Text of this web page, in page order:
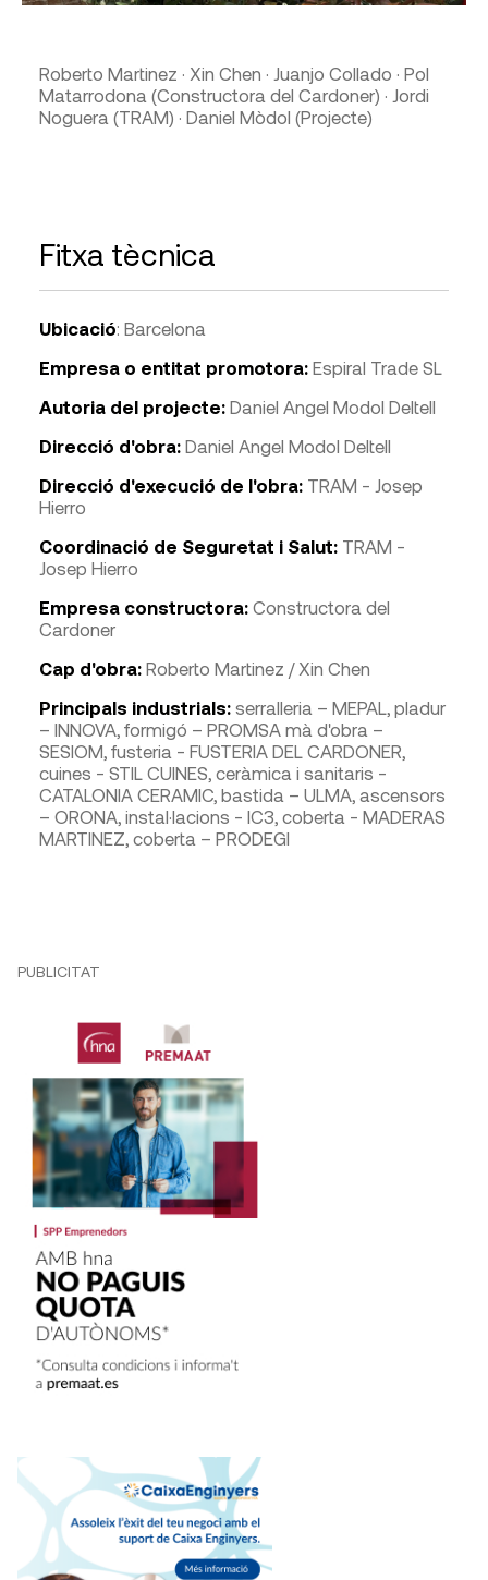
Roberto Martinez · Xin Chen · Juanjo Collado · Pol
Matarrodona (Constructora del Cardoner) · Jordi
Noguera (TRAM) · Daniel Mòdol (Projecte)
Fitxa tècnica
Ubicació: Barcelona
Empresa o entitat promotora: Espiral Trade SL
Autoria del projecte: Daniel Angel Modol Deltell
Direcció d'obra: Daniel Angel Modol Deltell
Direcció d'execució de l'obra: TRAM - Josep
Hierro
Coordinació de Seguretat i Salut: TRAM -
Josep Hierro
Empresa constructora: Constructora del
Cardoner
Cap d'obra: Roberto Martinez / Xin Chen
Principals industrials: serralleria – MEPAL, pladur
– INNOVA, formigó – PROMSA mà d'obra –
SESIOM, fusteria - FUSTERIA DEL CARDONER,
cuines - STIL CUINES, ceràmica i sanitaris -
CATALONIA CERAMIC, bastida – ULMA, ascensors
– ORONA, instal·lacions - IC3, coberta - MADERAS
MARTINEZ, coberta – PRODEGI
PUBLICITAT